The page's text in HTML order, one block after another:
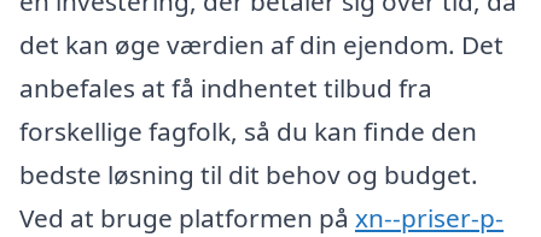
det kan øge værdien af din ejendom. Det
anbefales at få indhentet tilbud fra
forskellige fagfolk, så du kan finde den
bedste løsning til dit behov og budget.
Ved at bruge platformen på xn--priser-p-